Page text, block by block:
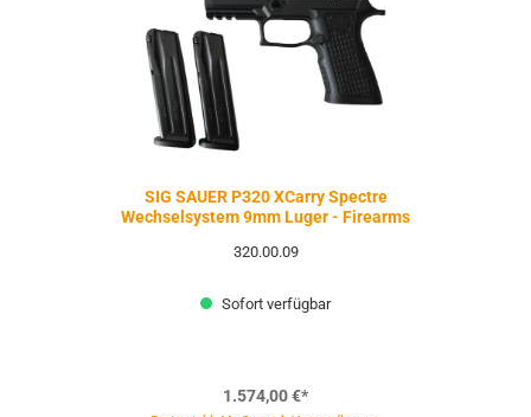
SIG SAUER P320 XCarry Spectre
Wechselsystem 9mm Luger - Firearms
320.00.09
Sofort verfügbar
1.574,00 €*